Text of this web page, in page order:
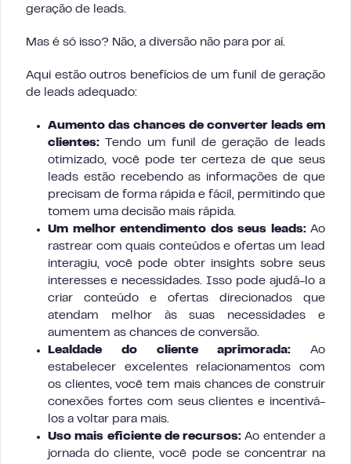
geração de leads.
Mas é só isso? Não, a diversão não para por aí.
Aqui estão outros benefícios de um funil de geração
de leads adequado:
Aumento das chances de converter leads em
clientes: Tendo um funil de geração de leads
otimizado, você pode ter certeza de que seus
leads estão recebendo as informações de que
precisam de forma rápida e fácil, permitindo que
tomem uma decisão mais rápida.
Um melhor entendimento dos seus leads:Ao
rastrear com quais conteúdos e ofertas um lead
interagiu, você pode obter insights sobre seus
interesses e necessidades. Isso pode ajudá-lo a
criar conteúdo e ofertas direcionados que
atendam melhor às suas necessidades e
aumentem as chances de conversão.
Lealdade do cliente aprimorada: Ao
estabelecer excelentes relacionamentos com
os clientes, você tem mais chances de construir
conexões fortes com seus clientes e incentivá-
los a voltar para mais.
Uso mais eficiente de recursos: Ao entender a
jornada do cliente, você pode se concentrar na